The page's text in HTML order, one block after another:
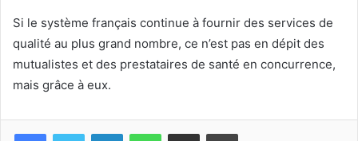
Si le système français continue à fournir des services de
qualité au plus grand nombre, ce n’est pas en dépit des
mutualistes et des prestataires de santé en concurrence,
mais grâce à eux.
FacebookTwitter LinkedinWhatsApp
Partagez par mail Imprimez